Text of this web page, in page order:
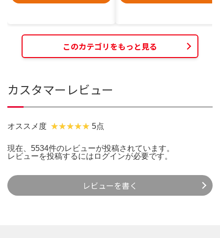
このカテゴリをもっと見る
カスタマーレビュー
オススメ度 5点
現在、5534件のレビューが投稿されています。
レビューを投稿するには ログインが必要です。
レビューを書く